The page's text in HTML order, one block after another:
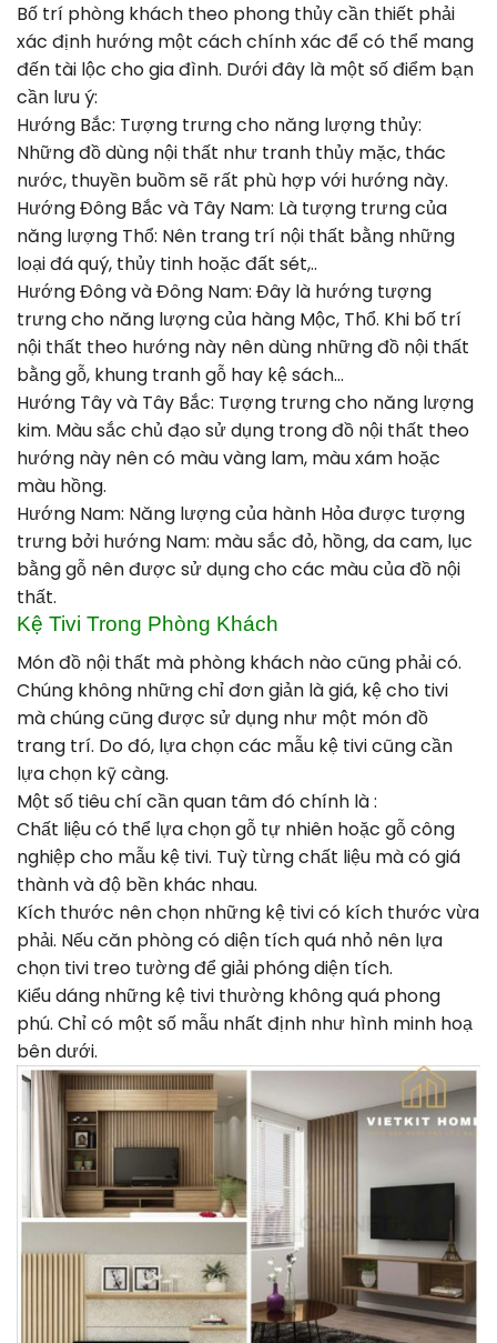
Bố trí phòng khách theo phong thủy cần thiết phải
xác định hướng một cách chính xác để có thể mang
đến tài lộc cho gia đình. Dưới đây là một số điểm bạn
cần lưu ý:
Hướng Bắc: Tượng trưng cho năng lượng thủy:
Những đồ dùng nội thất như tranh thủy mặc, thác
nước, thuyền buồm sẽ rất phù hợp với hướng này.
Hướng Đông Bắc và Tây Nam: Là tượng trưng của
năng lượng Thổ: Nên trang trí nội thất bằng những
loại đá quý, thủy tinh hoặc đất sét,..
Hướng Đông và Đông Nam: Đây là hướng tượng
trưng cho năng lượng của hàng Mộc, Thổ. Khi bố trí
nội thất theo hướng này nên dùng những đồ nội thất
bằng gỗ, khung tranh gỗ hay kệ sách…
Hướng Tây và Tây Bắc: Tượng trưng cho năng lượng
kim. Màu sắc chủ đạo sử dụng trong đồ nội thất theo
hướng này nên có màu vàng lam, màu xám hoặc
màu hồng.
Hướng Nam: Năng lượng của hành Hỏa được tượng
trưng bởi hướng Nam: màu sắc đỏ, hồng, da cam, lục
bằng gỗ nên được sử dụng cho các màu của đồ nội
thất.
Kệ Tivi Trong Phòng Khách
Món đồ nội thất mà phòng khách nào cũng phải có.
Chúng không những chỉ đơn giản là giá, kệ cho tivi
mà chúng cũng được sử dụng như một món đồ
trang trí. Do đó, lựa chọn các mẫu kệ tivi cũng cần
lựa chọn kỹ càng.
Một số tiêu chí cần quan tâm đó chính là :
Chất liệu có thể lựa chọn gỗ tự nhiên hoặc gỗ công
nghiệp cho mẫu kệ tivi. Tuỳ từng chất liệu mà có giá
thành và độ bền khác nhau.
Kích thước nên chọn những kệ tivi có kích thước vừa
phải. Nếu căn phòng có diện tích quá nhỏ nên lựa
chọn tivi treo tường để giải phóng diện tích.
Kiểu dáng những kệ tivi thường không quá phong
phú. Chỉ có một số mẫu nhất định như hình minh hoạ
bên dưới.